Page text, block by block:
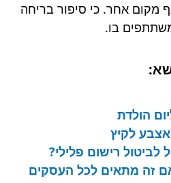
מקום אחר. כי סיפור בריחה
בו.
הולדת
אצבע לקיץ
רישום פלילי?
זה מתאים לכל העסקים